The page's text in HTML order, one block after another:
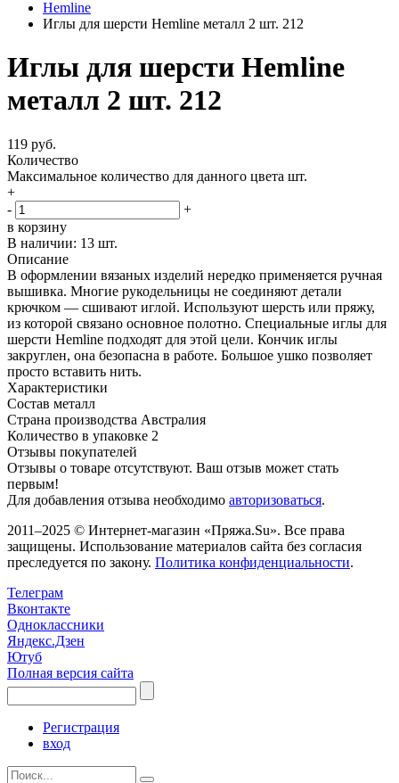
Hemline
Иглы для шерсти Hemline металл 2 шт. 212
Иглы для шерсти Hemline
металл 2 шт. 212
119 руб.
Количество
Максимальное количество для данного цвета шт.
+
-
+
в корзину
В наличии: 13 шт.
Описание
В оформлении вязаных изделий нередко применяется ручная
вышивка. Многие рукодельницы не соединяют детали
крючком — сшивают иглой. Используют шерсть или пряжу,
из которой связано основное полотно. Специальные иглы для
шерсти Hemline подходят для этой цели. Кончик иглы
закруглен, она безопасна в работе. Большое ушко позволяет
просто вставить нить.
Характеристики
Состав металл
Страна производства Австралия
Количество в упаковке 2
Отзывы покупателей
Отзывы о товаре отсутствуют. Ваш отзыв может стать
первым!
Для добавления отзыва необходимо авторизоваться.
2011–2025 © Интернет-магазин «Пряжа.Su». Все права
защищены. Использование материалов сайта без согласия
преследуется по закону. Политика конфиденциальности.
Телеграм
Вконтакте
Одноклассники
Яндекс.Дзен
Ютуб
Полная версия сайта
Регистрация
вход